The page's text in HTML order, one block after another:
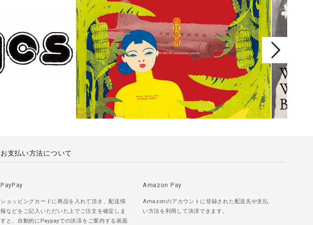
お支払い方法について
PayPay
ショッピングカードに商品を入れて頂き、配送情
報などをご記入いただいた上でご注文を確定しま
すと、自動的にPaypayでの決済をご案内する画面
Amazon Pay
Amazonのアカウントに登録された配送先や支払
い方法を利用して決済できます。